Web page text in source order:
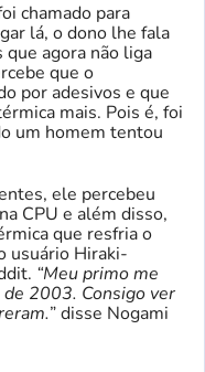
chamado para
lá, o dono lhe fala
agora não liga
que o
por adesivos e que
mais. Pois é, foi
um homem tentou
ele percebeu
CPU e além disso,
que resfria o
usuário Hiraki-
“Meu primo me
2003. Consigo ver
” disse Nogami